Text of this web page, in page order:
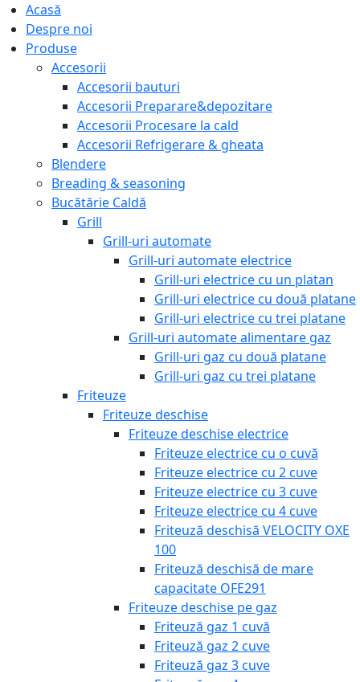
Acasă
Despre noi
Produse
Accesorii
Accesorii bauturi
Accesorii Preparare&depozitare
Accesorii Procesare la cald
Accesorii Refrigerare & gheata
Blendere
Breading & seasoning
Bucătărie Caldă
Grill
Grill-uri automate
Grill-uri automate electrice
Grill-uri electrice cu un platan
Grill-uri electrice cu două platane
Grill-uri electrice cu trei platane
Grill-uri automate alimentare gaz
Grill-uri gaz cu două platane
Grill-uri gaz cu trei platane
Friteuze
Friteuze deschise
Friteuze deschise electrice
Friteuze electrice cu o cuvă
Friteuze electrice cu 2 cuve
Friteuze electrice cu 3 cuve
Friteuze electrice cu 4 cuve
Friteuză deschisă VELOCITY OXE
100
Friteuză deschisă de mare
capacitate OFE291
Friteuze deschise pe gaz
Friteuză gaz 1 cuvă
Friteuză gaz 2 cuve
Friteuză gaz 3 cuve